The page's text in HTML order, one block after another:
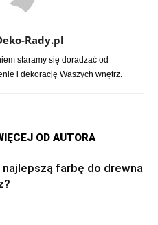
Rady.pl
staramy się doradzać od
i dekorację Waszych wnętrz.
OD AUTORA
farbę do drewna